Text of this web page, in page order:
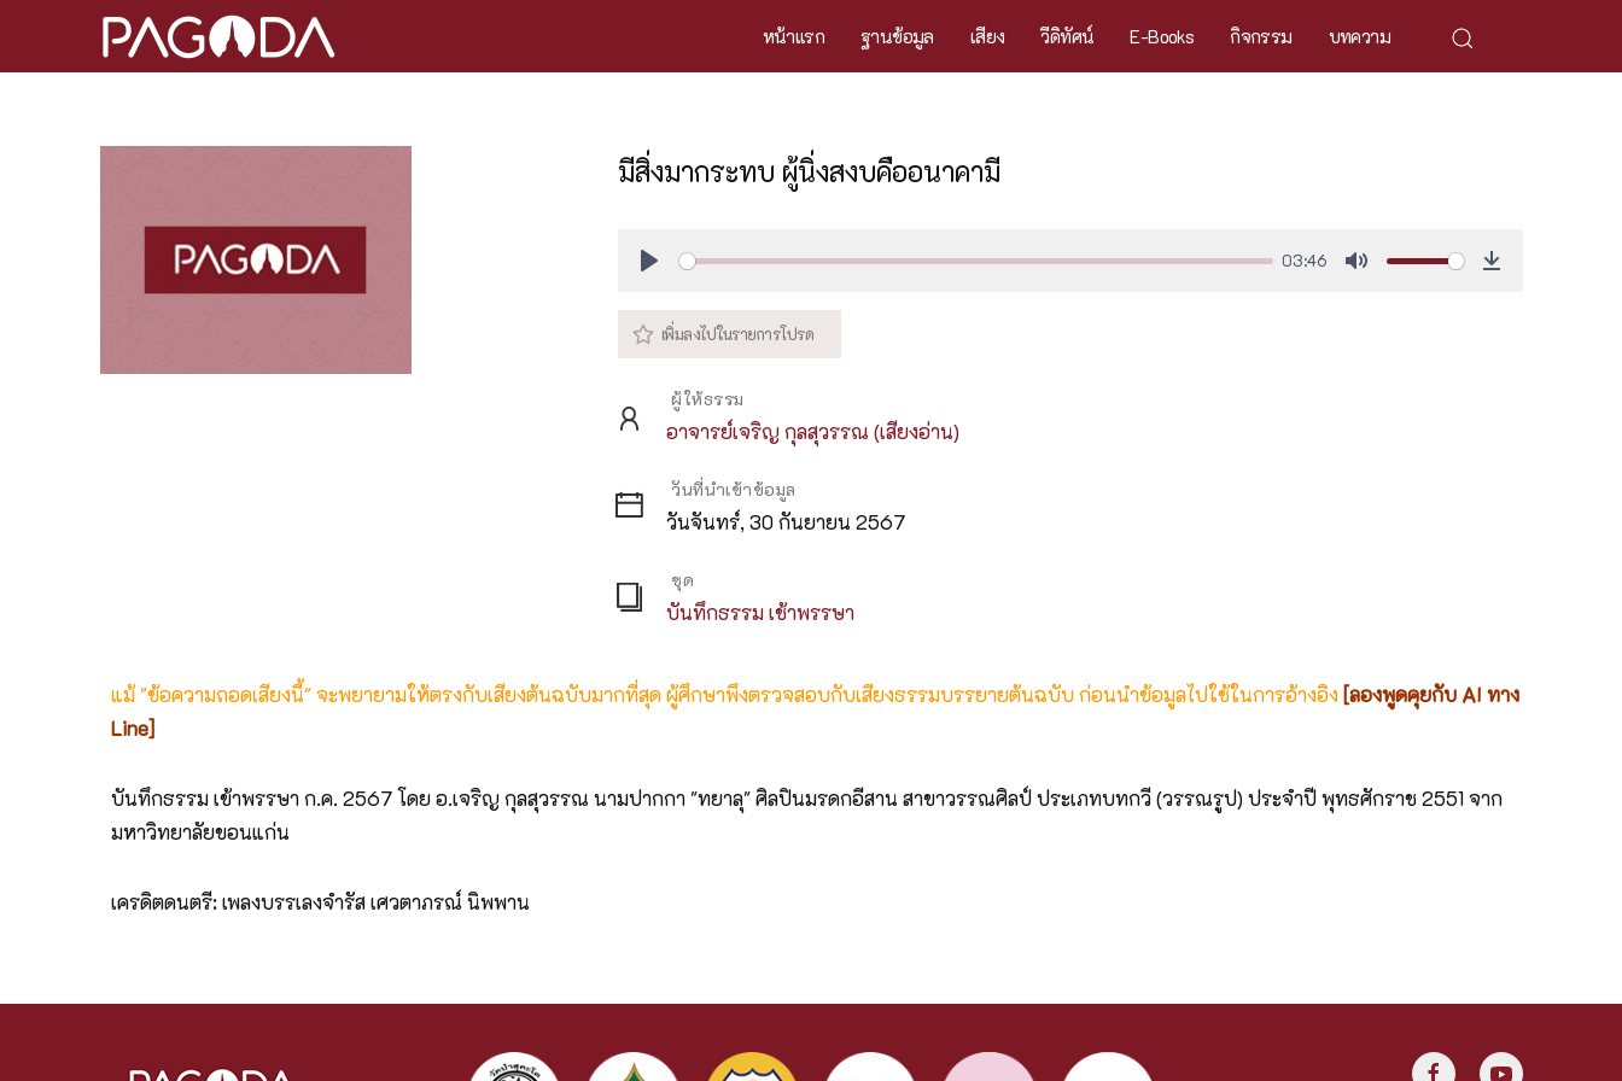
หน้าแรก ฐานข้อมูล เสียง วีดิทัศน์ E-Books กิจกรรม บทความ
มีสิ่งมากระทบ ผู้นิ่งสงบคืออนาคามี
03:46
ผู้ให้ธรรม
อาจารย์เจริญ กุลสุวรรณ (เสียงอ่าน)
วันที่นำเข้าข้อมูล
วันจันทร์, 30 กันยายน 2567
ชุด
บันทึกธรรม เช้าพรรษา
แม้ "ข้อความถอดเสียงนี้" จะพยายามให้ตรงกับเสียงต้นฉบับมากที่สุด ผู้ศึกษาพึงตรวจสอบกับเสียงธรรมบรรยายต้นฉบับ ก่อนนำข้อมูลไปใช้ในการอ้างอิง [ลองพูดคุยกับ AI ทาง
Line]
บันทึกธรรม เข้าพรรษา ก.ค. 2567 โดย อ.เจริญ กุลสุวรรณ นามปากกา "ทยาลุ" ศิลปินมรดกอีสาน สาขาวรรณศิลป์ ประเภทบทกวี (วรรณรูป) ประจำปี พุทธศักราช 2551 จาก
มหาวิทยาลัยขอนแก่น
เครดิตดนตรี: เพลงบรรเลงจำรัส เศวตาภรณ์ นิพพาน